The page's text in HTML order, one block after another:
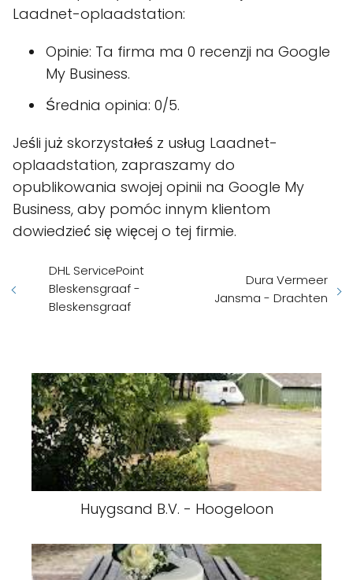
Laadnet-oplaadstation:
Opinie: Ta firma ma 0 recenzji na Google
My Business.
Średnia opinia: 0/5.
Jeśli już skorzystałeś z usług Laadnet-
oplaadstation, zapraszamy do
opublikowania swojej opinii na Google My
Business, aby pomóc innym klientom
dowiedzieć się więcej o tej firmie.
DHL ServicePoint
Bleskensgraaf -
Bleskensgraaf
Dura Vermeer
Jansma - Drachten
Huygsand B.V. - Hoogeloon